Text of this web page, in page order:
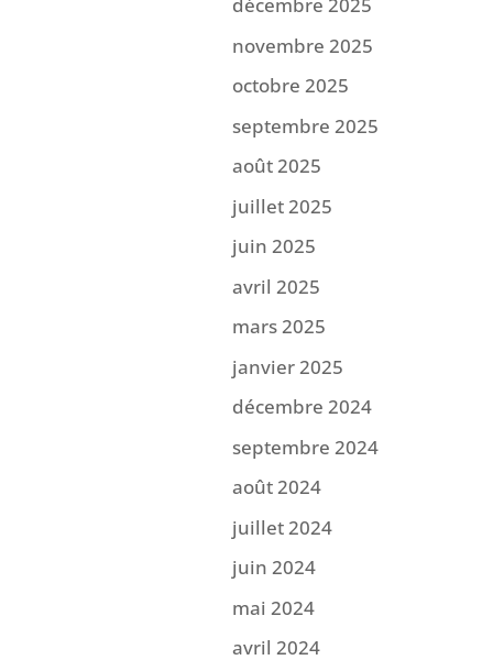
décembre 2025
novembre 2025
octobre 2025
septembre 2025
août 2025
juillet 2025
juin 2025
avril 2025
mars 2025
janvier 2025
décembre 2024
septembre 2024
août 2024
juillet 2024
juin 2024
mai 2024
avril 2024